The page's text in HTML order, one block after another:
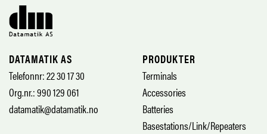
DATAMATIK AS
Telefonnr: 22 30 17 30
Org.nr.: 990 129 061
datamatik@datamatik.no
PRODUKTER
Terminals
Accessories
Batteries
Basestations/Link/Repeaters